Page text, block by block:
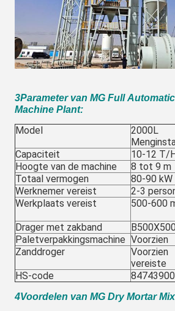
3Parameter van MG Full
Machine Plant:
Model
2000L
Capaciteit
10-12 T/H
Hoogte van de machine
8 tot 9 m
Totaal vermogen
80-90 kW
Werknemer vereist
2-3
Werkplaats vereist
500-600
Drager met zakband
Paletverpakkingsmachine Voorzien
Zanddroger
vereiste
HS-code
4Voordelen van MG Dry Mortar